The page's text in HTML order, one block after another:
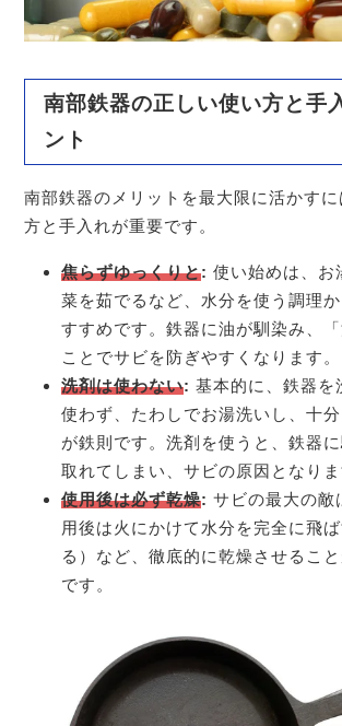
南部鉄器の正しい使い方と手
ント
南部鉄器のメリットを最大限に活かす
方と手入れが重要です。
焦らずゆっくりと: 使い始めは、お
菜を茹でるなど、水分を使う調理
すすめです。鉄器に油が馴染み、
ことでサビを防ぎやすくなります。
洗剤は使わない: 基本的に、鉄器を
使わず、たわしでお湯洗いし、十
が鉄則です。洗剤を使うと、鉄器
取れてしまい、サビの原因となりま
使用後は必ず乾燥: サビの最大の敵
用後は火にかけて水分を完全に飛
る）など、徹底的に乾燥させるこ
です。